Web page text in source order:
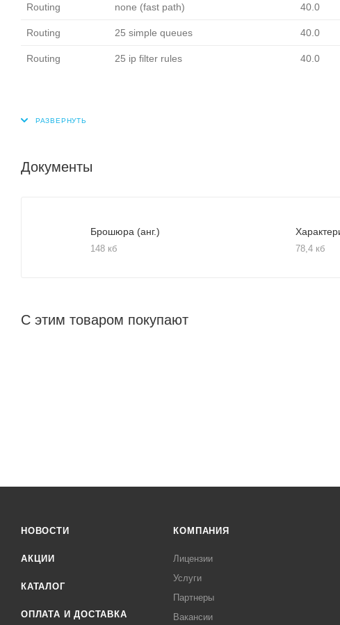
Routing none (fast path) 40.0
Routing 25 simple queues 40.0
Routing 25 ip filter rules 40.0
Документы
Брошюра (анг.)
148 кб 78,4 кб
С этим товаром покупают
НОВОСТИ
АКЦИИ
КАТАЛОГ
ОПЛАТА И ДОСТАВКА
КОМПАНИЯ
Лицензии
Услуги
Партнеры
Вакансии